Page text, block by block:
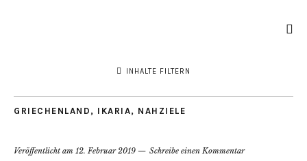
INHALTE FILTERN
GRIECHENLAND , IKARIA, NAHZIELE
Veröffentlicht am 12. Februar 2019 Schreibe einen Kommentar